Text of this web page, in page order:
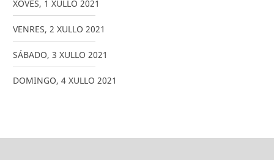
XOVES, 1 XULLO 2021
VENRES, 2 XULLO 2021
SÁBADO, 3 XULLO 2021
DOMINGO, 4 XULLO 2021